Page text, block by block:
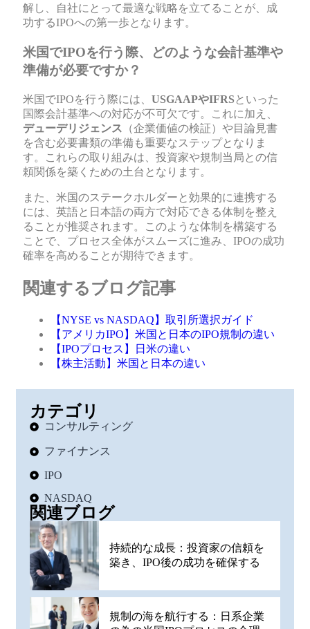
解し、自社にとって最適な戦略を立てることが、成
功するIPOへの第一歩となります。
米国でIPOを行う際、どのような会計基準や
準備が必要ですか？
米国でIPOを行う際には、 USGAAPやIFRSといった
国際会計基準への対応が不可欠です。これに加え、
デューデリジェンス
（企業価値の検証）や目論見書
を含む必要書類の準備も重要なステップとなりま
す。これらの取り組みは、投資家や規制当局との信
頼関係を築くための土台となります。
また、米国のステークホルダーと効果的に連携する
には、英語と日本語の両方で対応できる体制を整え
ることが推奨されます。このような体制を構築する
ことで、プロセス全体がスムーズに進み、IPOの成功
確率を高めることが期待できます。
関連するブログ記事
【NYSE vs NASDAQ】取引所選択ガイド
【アメリカIPO】米国と日本のIPO規制の違い
【IPOプロセス】日米の違い
【株主活動】米国と日本の違い
カテゴリ
コンサルティング
ファイナンス
IPO
NASDAQ
関連ブログ
持続的な成長：投資家の信頼を
築き、IPO後の成功を確保する
規制の海を航行する：日系企業